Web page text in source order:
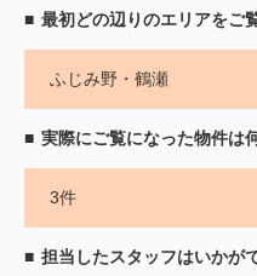
最初どの辺りのエリアをご
ふじみ野・鶴瀬
実際にご覧になった物件は
3件
担当したスタッフはいかが